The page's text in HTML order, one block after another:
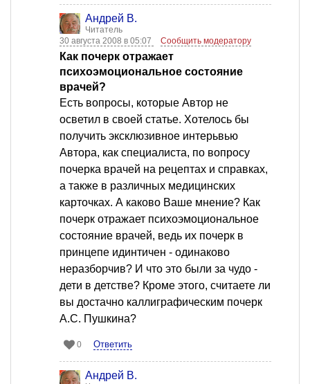
Андрей В.
Читатель
30 августа 2008 в 05:07
Сообщить модератору
Как почерк отражает
психоэмоциональное состояние
врачей?
Есть вопросы, которые Автор не
осветил в своей статье. Хотелось бы
получить эксклюзивное интерьвью
Автора, как специалиста, по вопросу
почерка врачей на рецептах и справках,
а также в различных медицинских
карточках. А каково Ваше мнение? Как
почерк отражает психоэмоциональное
состояние врачей, ведь их почерк в
принцепе идинтичен - одинаково
неразборчив? И что это были за чудо -
дети в детстве? Кроме этого, считаете ли
вы достачно каллиграфическим почерк
А.С. Пушкина?
0 Ответить
Андрей В.